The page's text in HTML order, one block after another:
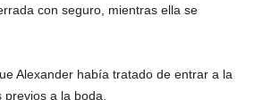
con seguro, mientras ella se
Alexander había tratado de entrar a la
a la boda.